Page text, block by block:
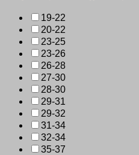
19-22
20-22
23-25
23-26
26-28
27-30
28-30
29-31
29-32
31-34
32-34
35-37